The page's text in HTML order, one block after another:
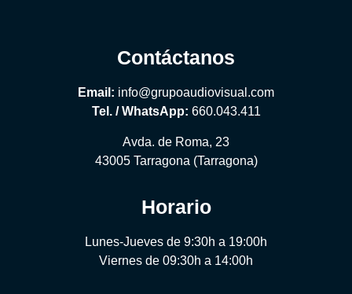
Contáctanos
Email: info@grupoaudiovisual.com
Tel. / WhatsApp: 660.043.411
Avda. de Roma, 23
43005 Tarragona (Tarragona)
Horario
Lunes-Jueves de 9:30h a 19:00h
Viernes de 09:30h a 14:00h